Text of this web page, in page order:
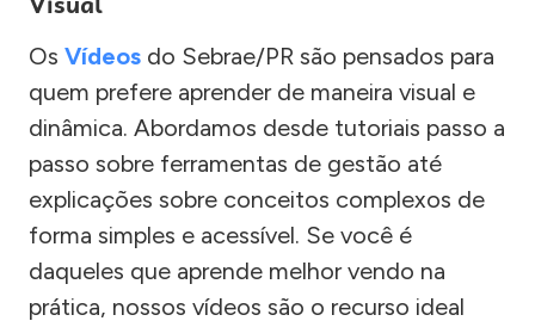
Os Vídeos do Sebrae/PR são pensados para
quem prefere aprender de maneira visual e
dinâmica. Abordamos desde tutoriais passo a
passo sobre ferramentas de gestão até
explicações sobre conceitos complexos de
forma simples e acessível. Se você é
daqueles que aprende melhor vendo na
prática, nossos vídeos são o recurso ideal